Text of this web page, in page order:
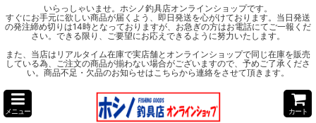
いらっしゃいませ。ホシノ釣具店オンラインショップです。
すぐにお手元に欲しい商品が届くよう、即日発送を心がけております。当日発送
の発注締め切りは14時となっておりますが、お急ぎの方はお電話にてご一報くだ
さい。できる限り、ご要望にお応えできるように努力いたします。
また、当店はリアルタイム在庫で実店舗とオンラインショップで同じ在庫を販売
している為、ご注文の商品が揃わない場合がございますので、予めご了承くださ
い。商品不足・欠品のお知らせはこちらから連絡をさせて頂きます。
メニュー カート